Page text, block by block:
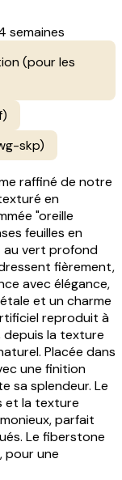
semaines
(pour les
skp)
raffiné de notre
en
"oreille
feuilles en
au vert profond
fièrement,
avec élégance,
et un charme
reproduit à
la texture
Placée dans
une finition
sa splendeur. Le
et la texture
parfait
Le fiberstone
pour une